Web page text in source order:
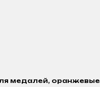
медалей, оранжевые